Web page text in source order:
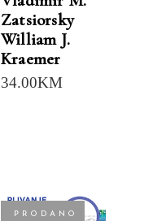
Zatsiorsky
William J.
Kraemer
34.00KM
PRODANO